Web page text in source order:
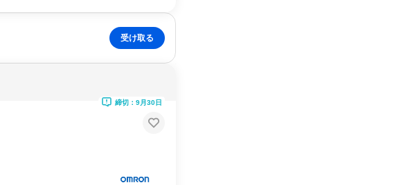
受け取る
締切：9月30日